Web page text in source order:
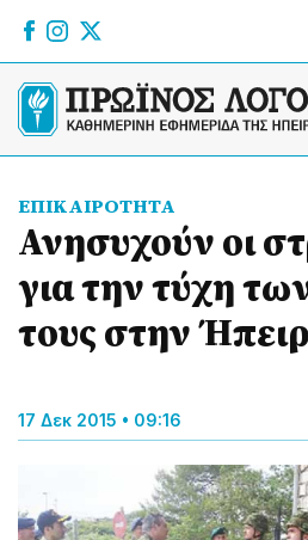
ΕΠΙΚΑΙΡΟΤΗΤΑ
Ανησυχούν οι
για την τύχη
τους στην
17 Δεκ 2015 • 09:16